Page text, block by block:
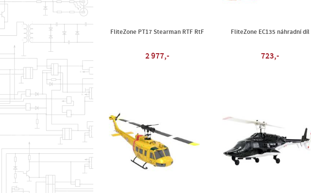
FliteZone PT17 Stearman RTF RtF
2 977,-
FliteZone EC135 náhradní díl
723,-